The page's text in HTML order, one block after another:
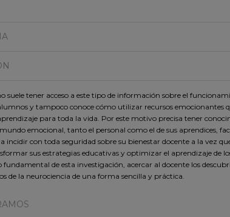
suele tener acceso a este tipo de información sobre el
y tampoco conoce cómo utilizar recursos emocionantes
para toda la vida. Por este motivo precisa tener
emocional, tanto el personal como el de sus aprendices,
incidir con toda seguridad sobre su bienestar docente a la vez
sus estrategias educativas y optimizar el aprendizaje de
fundamental de esta investigación, acercar al docente los
de la neurociencia de una forma sencilla y práctica.